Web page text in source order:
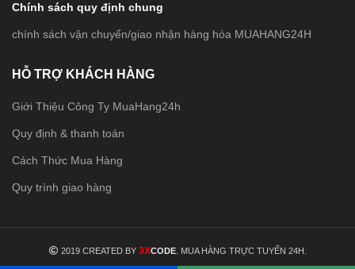
Chính sách quy định chung
chính sách vận chuyển/giao nhận hàng hóa MUAHANG24H
HỖ TRỢ KHÁCH HÀNG
Giới Thiệu Công Ty MuaHang24h
Quy định & thanh toán
Cách Thức Mua Hàng
Quy trình giao hàng
2019 CREATED BY 3XCODE . MUA HÀNG TRỰC TUYẾN 24H.